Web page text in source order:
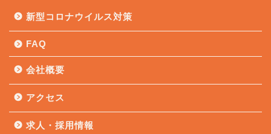
新型コロナウイルス対策
FAQ
会社概要
アクセス
求人・採用情報